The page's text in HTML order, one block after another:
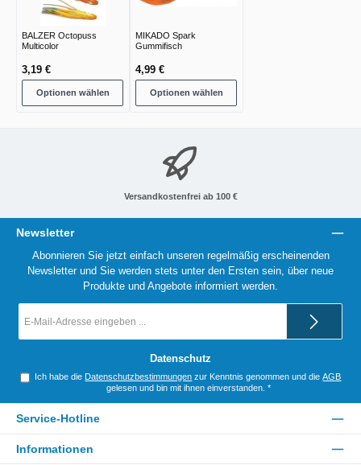
BALZER Octopuss
Multicolor
3,19 €
Optionen wählen
MIKADO Spark
Gummifisch
4,99 €
Optionen wählen
Versandkostenfrei ab 100 €
Newsletter
Abonnieren Sie jetzt einfach unseren regelmäßig erscheinenden
Newsletter und Sie werden stets unter den Ersten sein, über neue
Produkte und Angebote informiert werden.
Mail-
Datenschutz
Ich habe die Datenschutzbestimmungen zur Kenntnis genommen und dieAGB
gelesen und bin mit ihnen einverstanden. *
Service-Hotline
Informationen